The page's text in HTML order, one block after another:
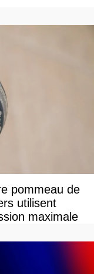
pommeau de
utilisent
maximale